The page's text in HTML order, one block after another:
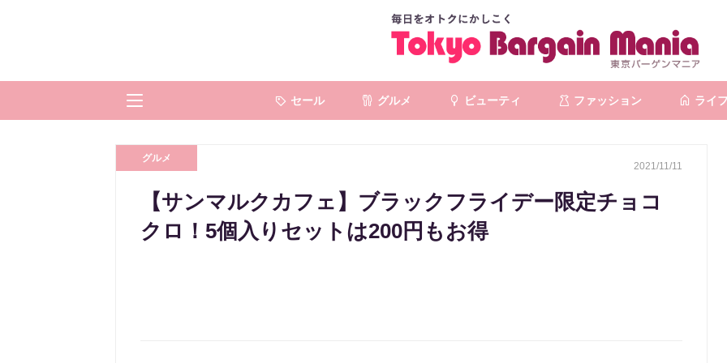
セール グルメ ビューティ ファッション ライフ
グルメ
2021/11/11
【サンマルクカフェ】ブラックフライデー限定チョコ
クロ！5個入りセットは200円もお得